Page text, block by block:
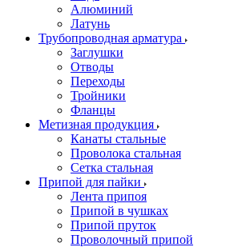
Алюминий
Латунь
Трубопроводная арматура
Заглушки
Отводы
Переходы
Тройники
Фланцы
Метизная продукция
Канаты стальные
Проволока стальная
Сетка стальная
Припой для пайки
Лента припоя
Припой в чушках
Припой пруток
Проволочный припой